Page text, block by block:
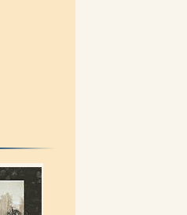
Fišera)
|
Petr Ovsenák, Josef Bosáček)